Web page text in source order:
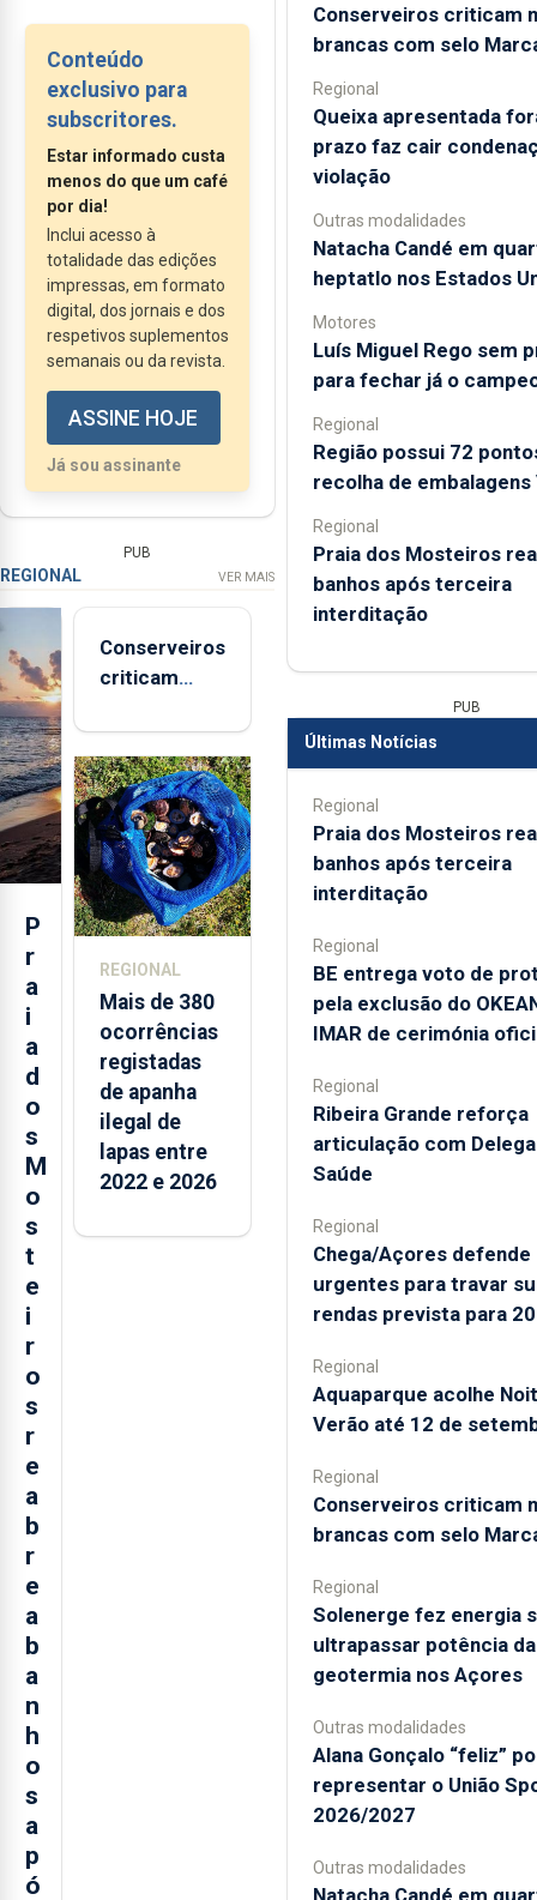
quintal. É através dos
exemplos do dia a dia
que Cláudia Borges
convida as crianças a
descobrir quem é o
Espírito Santo no seu
novo livro: “O Espírito
Santo dos
Pequeninos”.
A obra foi apresentada
recentemente e
nasceu da vontade de
tornar mais fácil um
tema difícil, até para
os adultos,...
Conteúdo
exclusivo para
subscritores.
Estar informado custa
menos do que um café
por dia!
Inclui acesso à
totalidade das edições
impressas, em formato
digital, dos jornais e dos
respetivos suplementos
semanais ou da revista.
ASSINE HOJE
Já sou assinante
PUB
REGIONAL VER MAIS
P
r
a
i
a
d
o
s
M
o
s
t
e
i
r
o
s
r
e
a
b
r
e
a
b
a
n
h
o
s
a
p
ó
Conserveiros
criticam
brancas com
selo Marca
Açores
REGIONAL
Mais de 380
ocorrências
registadas
de apanha
ilegal de
lapas entre
2022 e 2026
Conserveiros criticam
brancas com selo
Regional
Queixa apresentada
prazo faz cair
violação
Outras modalidades
Natacha Candé em
heptatlo nos Estados
Motores
Luís Miguel Rego sem
para fechar já o
Regional
Região possui 72
recolha de embalagens
Regional
Praia dos Mosteiros
banhos após terceira
interditação
PUB
Últimas Notícias
Regional
Praia dos Mosteiros
banhos após terceira
interditação
Regional
BE entrega voto de
pela exclusão do
IMAR de cerimónia
Regional
Ribeira Grande reforça
articulação com
Saúde
Regional
Chega/Açores defende
urgentes para travar
rendas prevista para
Regional
Aquaparque acolhe
Verão até 12 de
Regional
Conserveiros criticam
brancas com selo
Regional
Solenerge fez energia
ultrapassar potência da
geotermia nos Açores
Outras modalidades
Alana Gonçalo “feliz”
representar o União
2026/2027
Outras modalidades
Natacha Candé em